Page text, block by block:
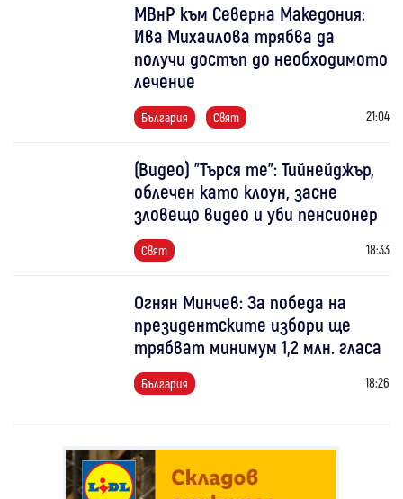
МВнР към Северна Македония:
Ива Михаилова трябва да
получи достъп до необходимото
лечение
България Свят 21:04
(Видео) "Търся те": Тийнейджър,
облечен като клоун, засне
зловещо видео и уби пенсионер
Свят 18:33
Огнян Минчев: За победа на
президентските избори ще
трябват минимум 1,2 млн. гласа
България 18:26